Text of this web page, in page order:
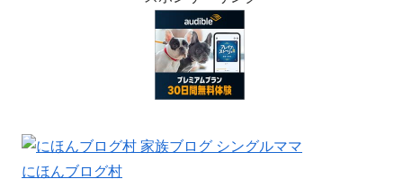
にほんブログ村